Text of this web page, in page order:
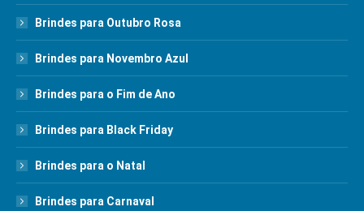
Brindes para Outubro Rosa
Brindes para Novembro Azul
Brindes para o Fim de Ano
Brindes para Black Friday
Brindes para o Natal
Brindes para Carnaval